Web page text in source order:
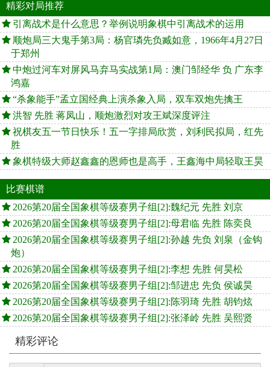
精彩对局推荐
引离战术是什么意思？举例说明象棋中引离战术的运用
顺炮局三大鬼手第3局：杨官璘先负臧如意，1966年4月27日
于郑州
中炮过河车对屏风马弃马实战第1局：澳门邹经华 负 广东李
鸿嘉
“杀象能手”孟立国经典上演杀象入局，双车双炮先擒王
洪智 先胜 蒋凤山，顺炮激烈对攻王斌深度评注
祝棋友五一节日快乐！五一字排局欣赏，刘利民拟局，红先
胜
象棋特级大师赵鑫鑫的恩师也是高手，王鑫海中局轻取王昊
比赛棋谱
2026第20届全国象棋等级赛男子组[2]:魏纪元 先胜 刘京
2026第20届全国象棋等级赛男子组[2]:母君临 先胜 陈奕良
2026第20届全国象棋等级赛男子组[2]:孙越 先负 刘泉（金钩
炮）
2026第20届全国象棋等级赛男子组[2]:李想 先胜 何昊松
2026第20届全国象棋等级赛男子组[2]:邹进忠 先负 侯诚昊
2026第20届全国象棋等级赛男子组[2]:陈羽琦 先胜 胡钧炫
2026第20届全国象棋等级赛男子组[2]:张泽岭 先胜 吴熙贤
精彩评论